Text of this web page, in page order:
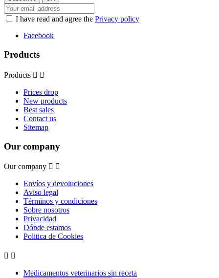
I have read and agree the Privacy policy
Facebook
Products
Products  
Prices drop
New products
Best sales
Contact us
Sitemap
Our company
Our company  
Envíos y devoluciones
Aviso legal
Términos y condiciones
Sobre nosotros
Privacidad
Dónde estamos
Politica de Cookies
 
Medicamentos veterinarios sin receta